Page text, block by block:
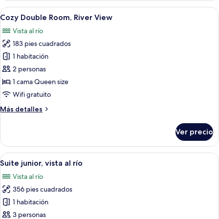
Room,
Station
View
Abrir
todas
las
fotos
de
Cozy
Double
Room,
View
Un dormitorio con cama, escritorio y
7
Cozy Double Room, River View
Vista al río
183 pies cuadrados
1 habitación
2 personas
1 cama Queen size
Wifi gratuito
Más detalles
Más
Double
Room,
River
Ver precio
Abrir
todas
las
fotos
de
Suite
Un dormitorio moderno con una
7
Suite junior, vista al río
Vista al río
356 pies cuadrados
1 habitación
3 personas